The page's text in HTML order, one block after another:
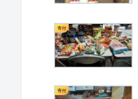
寄付
寄付